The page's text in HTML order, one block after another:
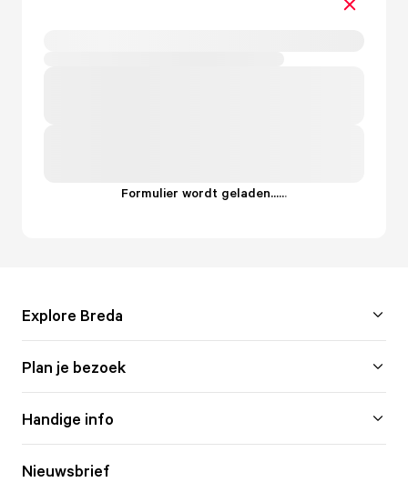
Formulier wordt geladen......
Explore Breda
Plan je bezoek
Handige info
Nieuwsbrief